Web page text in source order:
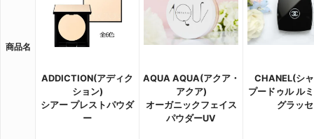
商品名
ADDICTION(アディク
ション)
シアー プレストパウダ
ー
AQUA AQUA(アクア・
アクア)
オーガニックフェイス
パウダーUV
CHANEL(シ
プードゥル ル
グラッセ